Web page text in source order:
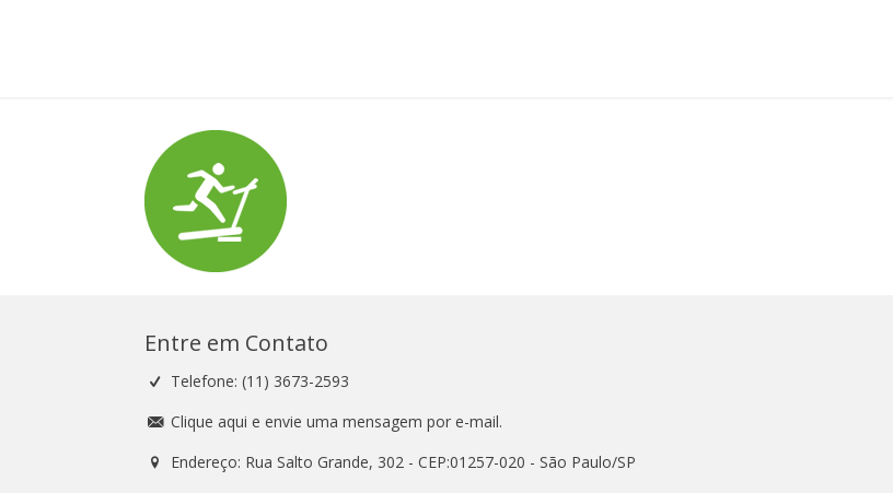
Entre em Contato
Telefone: (11) 3673-2593
Clique aqui e envie uma mensagem por e-mail.
Endereço: Rua Salto Grande, 302 - CEP:01257-020 - São Paulo/SP